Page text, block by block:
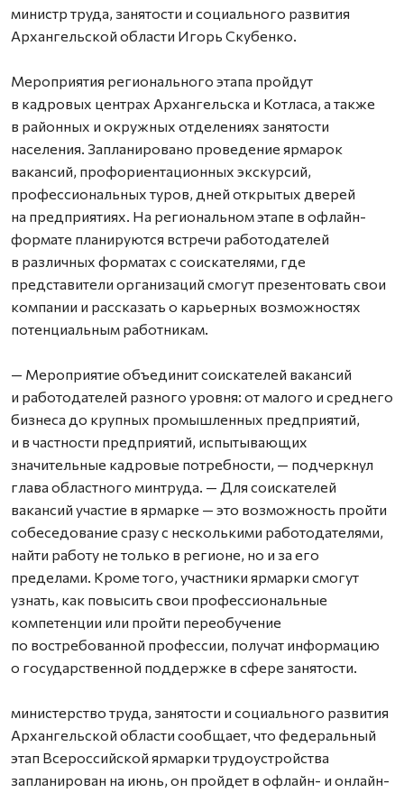
министр труда, занятости и социального развития
Архангельской области Игорь Скубенко.
Мероприятия регионального этапа пройдут
в кадровых центрах Архангельска и Котласа, а также
в районных и окружных отделениях занятости
населения. Запланировано проведение ярмарок
вакансий, профориентационных экскурсий,
профессиональных туров, дней открытых дверей
на предприятиях. На региональном этапе в офлайн-
формате планируются встречи работодателей
в различных форматах с соискателями, где
представители организаций смогут презентовать свои
компании и рассказать о карьерных возможностях
потенциальным работникам.
— Мероприятие объединит соискателей вакансий
и работодателей разного уровня: от малого и среднего
бизнеса до крупных промышленных предприятий,
и в частности предприятий, испытывающих
значительные кадровые потребности, — подчеркнул
глава областного минтруда. — Для соискателей
вакансий участие в ярмарке — это возможность пройти
собеседование сразу с несколькими работодателями,
найти работу не только в регионе, но и за его
пределами. Кроме того, участники ярмарки смогут
узнать, как повысить свои профессиональные
компетенции или пройти переобучение
по востребованной профессии, получат информацию
о государственной поддержке в сфере занятости.
министерство труда, занятости и социального развития
Архангельской области сообщает, что федеральный
этап Всероссийской ярмарки трудоустройства
запланирован на июнь, он пройдет в офлайн- и онлайн-